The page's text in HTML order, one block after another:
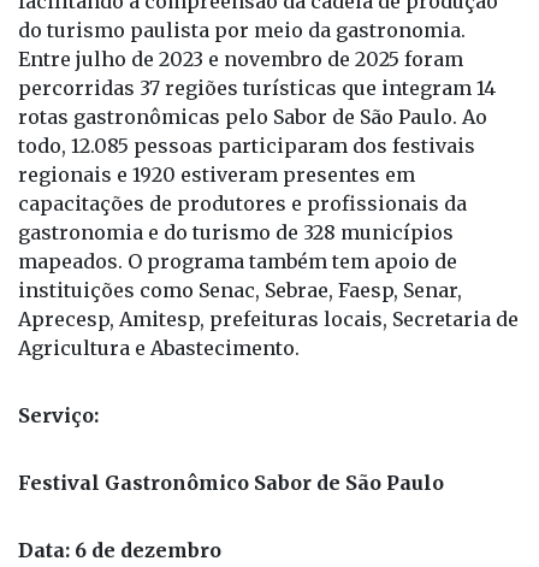
do turismo paulista por meio da gastronomia.
Entre julho de 2023 e novembro de 2025 foram
percorridas 37 regiões turísticas que integram 14
rotas gastronômicas pelo Sabor de São Paulo. Ao
todo, 12.085 pessoas participaram dos festivais
regionais e 1920 estiveram presentes em
capacitações de produtores e profissionais da
gastronomia e do turismo de 328 municípios
mapeados. O programa também tem apoio de
instituições como Senac, Sebrae, Faesp, Senar,
Aprecesp, Amitesp, prefeituras locais, Secretaria de
Agricultura e Abastecimento.
Serviço:
Festival Gastronômico Sabor de São Paulo
Data: 6 de dezembro